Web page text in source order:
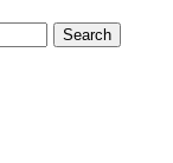
Search